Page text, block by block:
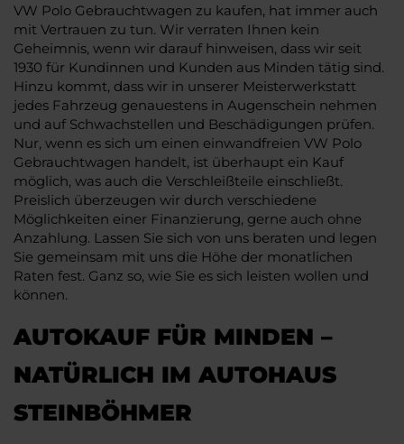
VW Polo Gebrauchtwagen zu kaufen, hat immer auch
mit Vertrauen zu tun. Wir verraten Ihnen kein
Geheimnis, wenn wir darauf hinweisen, dass wir seit
1930 für Kundinnen und Kunden aus Minden tätig sind.
Hinzu kommt, dass wir in unserer Meisterwerkstatt
jedes Fahrzeug genauestens in Augenschein nehmen
und auf Schwachstellen und Beschädigungen prüfen.
Nur, wenn es sich um einen einwandfreien VW Polo
Gebrauchtwagen handelt, ist überhaupt ein Kauf
möglich, was auch die Verschleißteile einschließt.
Preislich überzeugen wir durch verschiedene
Möglichkeiten einer Finanzierung, gerne auch ohne
Anzahlung. Lassen Sie sich von uns beraten und legen
Sie gemeinsam mit uns die Höhe der monatlichen
Raten fest. Ganz so, wie Sie es sich leisten wollen und
können.
AUTOKAUF FÜR MINDEN –
NATÜRLICH IM AUTOHAUS
STEINBÖHMER